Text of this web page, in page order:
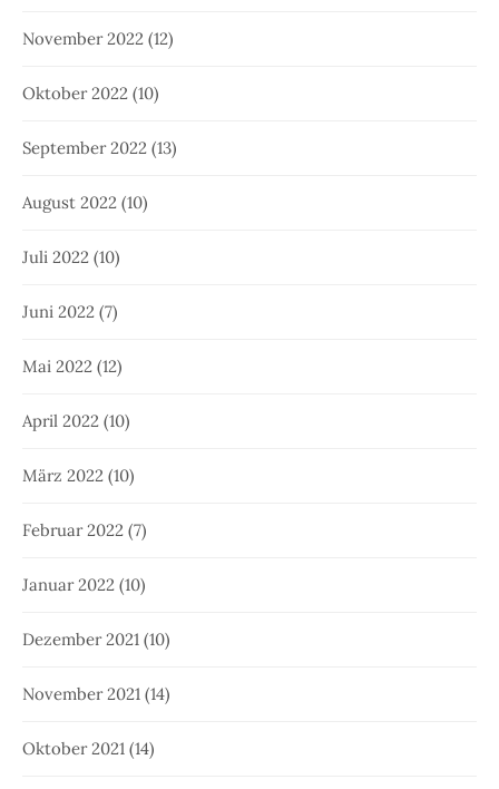
November 2022 (12)
Oktober 2022 (10)
September 2022 (13)
August 2022 (10)
Juli 2022 (10)
Juni 2022 (7)
Mai 2022 (12)
April 2022 (10)
März 2022 (10)
Februar 2022 (7)
Januar 2022 (10)
Dezember 2021 (10)
November 2021 (14)
Oktober 2021 (14)